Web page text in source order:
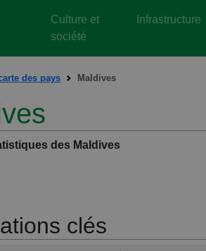
Culture et
société
Infrastructure
des pays Maldives
des Maldives
clés